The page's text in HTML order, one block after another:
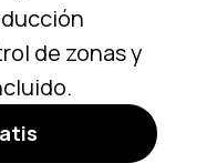
de zonas y